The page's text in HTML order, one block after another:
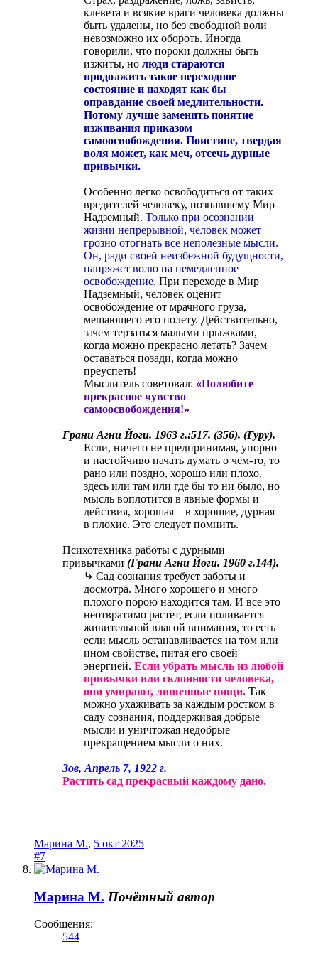
клевета и всякие враги человека должны
быть удалены, но без свободной воли
невозможно их обороть. Иногда
говорили, что пороки должны быть
изжиты, но люди стараются
продолжить такое переходное
состояние и находят как бы
оправдание своей медлительности.
Потому лучше заменить понятие
изживания приказом
самоосвобождения. Поистине, твердая
воля может, как меч, отсечь дурные
привычки.
Особенно легко освободиться от таких
вредителей человеку, познавшему Мир
Надземный. Только при осознании
жизни непрерывной, человек может
грозно отогнать все неполезные мысли.
Он, ради своей неизбежной будущности,
напряжет волю на немедленное
освобождение. При переходе в Мир
Надземный, человек оценит
освобождение от мрачного груза,
мешающего его полету. Действительно,
зачем терзаться малыми прыжками,
когда можно прекрасно летать? Зачем
оставаться позади, когда можно
преуспеть!
Мыслитель советовал: «Полюбите
прекрасное чувство
самоосвобождения!»
Грани Агни Йоги. 1963 г.:517. (356). (Гуру).
Если, ничего не предпринимая, упорно
и настойчиво начать думать о чем-то, то
рано или поздно, хорошо или плохо,
здесь или там или где бы то ни было, но
мысль воплотится в явные формы и
действия, хорошая – в хорошие, дурная –
в плохие. Это следует помнить.​
Психотехника работы с дурными
привычками (Грани Агни Йоги. 1960 г.144).
⤷ Сад сознания требует заботы и
досмотра. Много хорошего и много
плохого порою находится там. И все это
неотвратимо растет, если поливается
живительной влагой внимания, то есть
если мысль останавливается на том или
ином свойстве, питая его своей
энергией. Если убрать мысль из любой
привычки или склонности человека,
они умирают, лишенные пищи. Так
можно ухаживать за каждым ростком в
саду сознания, поддерживая добрые
мысли и уничтожая недобрые
прекращением мысли о них.
Зов, Апрель 7, 1922 г.
Растить сад прекрасный каждому дано.
Марина М., 5 окт 2025
#7
Марина М. Почётный автор
Сообщения:
544